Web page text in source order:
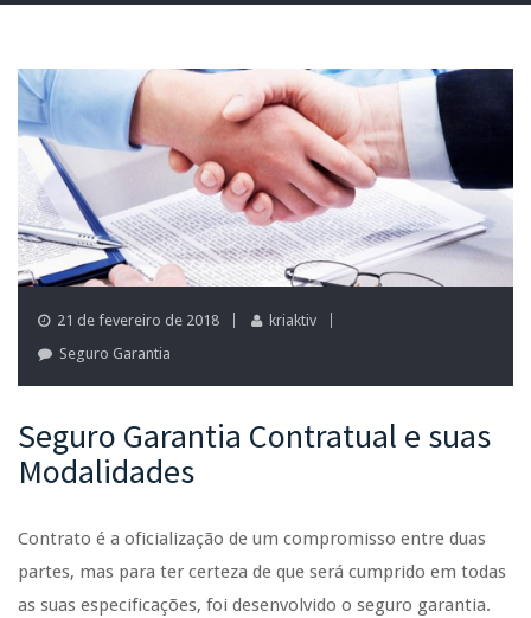
21 de fevereiro de 2018
kriaktiv
Seguro Garantia
Seguro Garantia Contratual e suas
Modalidades
Contrato é a oficialização de um compromisso entre duas
partes, mas para ter certeza de que será cumprido em todas
as suas especificações, foi desenvolvido o seguro garantia.